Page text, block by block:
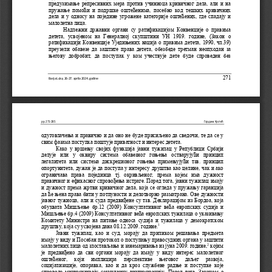
Banja Luka, 26‐27. aprila 2024. godine 271
предузимање репресивних мера против учиниоца кривичног дела, али и на
пружање  помоћи  и  подршке  оштећенима,  посебно  код  тешких  кривичних
дела и у односу на поједине угрожене категорије оштећених, где спадају и
малолетна лица.
Надлежни  државни  органи  су  ратификацијом  Конвенције  о  правима
детета,  усвојеном  на  Генералној
скупштини  УН  1989.  године,  (Закон  о
ратификацији Конвенције Уједињених нација о правима детета, 1990, чл.39)
преузели  обавезе  да  заштите  права  детета,  обезбеде  третман  неопходан  за
његову добробит, да поступак у ком  учествује  дете  буде  спроведен  без
pp. 271‐285 Гордана Крстић
одуговлачења и правично и да оно не буде присиљено да сведочи, те да се у
свим фазама поступка поштује приватност и интерес детета.
Како  у  вршењу  својих  функција  јавни  тужилац  у  Републици  Србији
делује  или  у  оквиру  система  обавезног  гоњења  остварујући  принцип
легалитета или система дискреционог гоњења примењујући тзв. принцип
опортунитета, дужан је да поступа у интересу друштва као целине , чак и ако
ограничава  права  појединца  тј.  окривљеног,  према  којем  има  дужност
правичног и ефикасног спровођења истраге. Поред тога, јавни тужилац имају
и дужност према жртви кривичног дела, која се огледа у пружању гаранција
да ће њена права бити у потпуности и делотворно разматрана. Ове дужности
јавног тужиоца, али и суда предвиђене су тзв. Декларацијом из Бордоа, која
обухвата  Мишљење  бр.12  (2009)  Консултативног  већа  европских  судија  и
Мишљење бр.4 (2009) Консултативног већа европских тужилаца о указивању
Комитету  Министра  на  питање  односа  судија  и  тужилаца  у  демократском
друштву, која су усвојена дана 08.12.2009. године. 1
Јавни  тужилац,  као  и  суд,  морају  да  приликом  решавања  предмета
имају у виду и Посебан протокол о поступању правосудних органа у заштити
малолетних лица од злостављања и занемаривања из јуна 2009. године,2 којим
је  предвиђено  да  сви  органи  морају  да  имају  у  виду  интерес  малолетног
оштећеног,   који   имплицира   перспективе   његовог   даљег   развоја,
социјализације,  опоравка,  као  и  да  кроз  службене  радње  и  поступке  које